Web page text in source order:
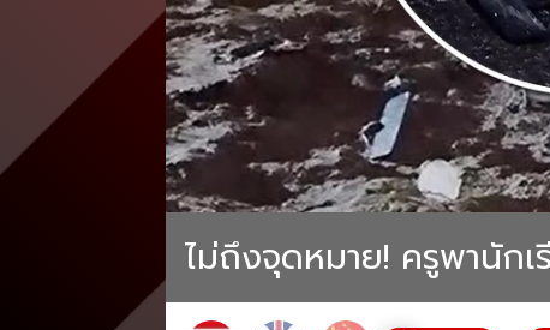
ไม่ถึงจุดหมาย! ครูพานัก